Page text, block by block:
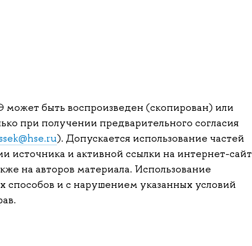
быть воспроизведен (скопирован) или
при получении предварительного согласия
). Допускается использование частей
источника и активной ссылки на интернет-сайт
на авторов материала. Использование
способов и с нарушением указанных условий